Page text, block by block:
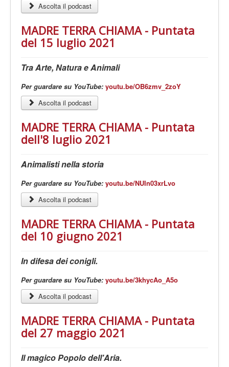
Ascolta il podcast
MADRE TERRA CHIAMA - Puntata
del 15 luglio 2021
Tra Arte, Natura e Animali
Per guardare su YouTube: youtu.be/OB6zmv_2zoY
Ascolta il podcast
MADRE TERRA CHIAMA - Puntata
dell'8 luglio 2021
Animalisti nella storia
Per guardare su YouTube: youtu.be/NUIn03xrLvo
Ascolta il podcast
MADRE TERRA CHIAMA - Puntata
del 10 giugno 2021
In difesa dei conigli.
Per guardare su YouTube: youtu.be/3khycAo_A5o
Ascolta il podcast
MADRE TERRA CHIAMA - Puntata
del 27 maggio 2021
Il magico Popolo dell'Aria.